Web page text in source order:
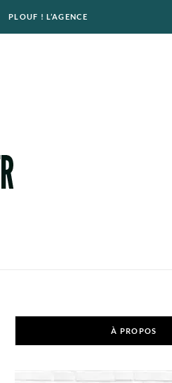
PLOUF ! L’AGENCE
À PROPOS